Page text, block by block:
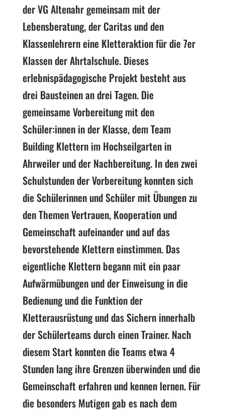
der VG Altenahr gemeinsam mit der
Lebensberatung, der Caritas und den
Klassenlehrern eine Kletteraktion für die 7er
Klassen der Ahrtalschule. Dieses
erlebnispädagogische Projekt besteht aus
drei Bausteinen an drei Tagen. Die
gemeinsame Vorbereitung mit den
Schüler:innen in der Klasse, dem Team
Building Klettern im Hochseilgarten in
Ahrweiler und der Nachbereitung. In den zwei
Schulstunden der Vorbereitung konnten sich
die Schülerinnen und Schüler mit Übungen zu
den Themen Vertrauen, Kooperation und
Gemeinschaft aufeinander und auf das
bevorstehende Klettern einstimmen. Das
eigentliche Klettern begann mit ein paar
Aufwärmübungen und der Einweisung in die
Bedienung und die Funktion der
Kletterausrüstung und das Sichern innerhalb
der Schülerteams durch einen Trainer. Nach
diesem Start konnten die Teams etwa 4
Stunden lang ihre Grenzen überwinden und die
Gemeinschaft erfahren und kennen lernen. Für
die besonders Mutigen gab es nach dem